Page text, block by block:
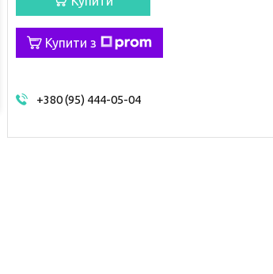
Купити з
+380 (95) 444-05-04